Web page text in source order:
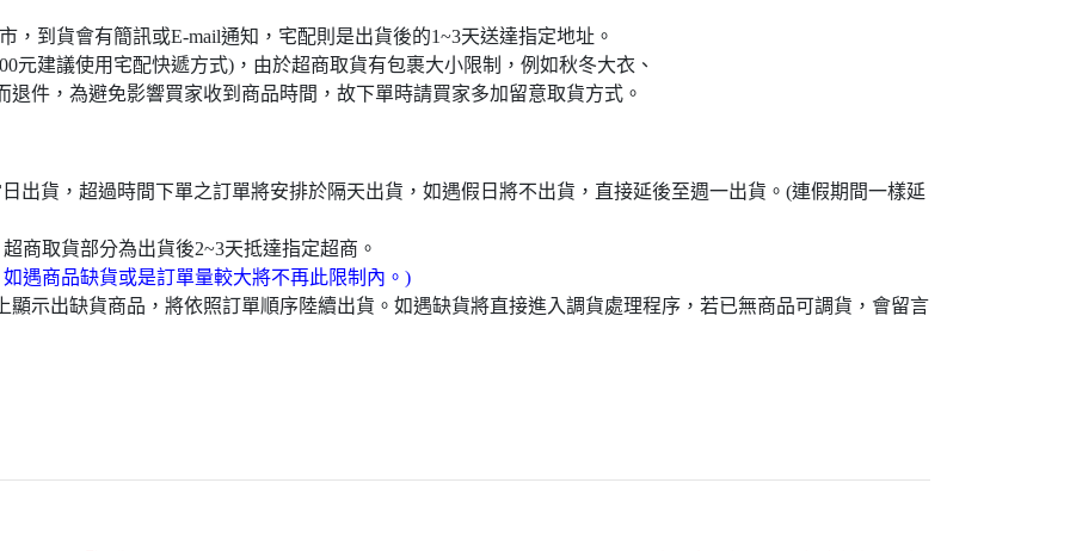
，到貨會有簡訊或E-mail通知，宅配則是出貨後的1~3天送達指定地址。
元建議使用宅配快遞方式)，由於超商取貨有包裹大小限制，例如秋冬大衣、
件，為避免影響買家收到商品時間，故下單時請買家多加留意取貨方式。
出貨，超過時間下單之訂單將安排於隔天出貨，如遇假日將不出貨，直接延後至週一出貨。(連假期間一樣延
商取貨部分為出貨後2~3天抵達指定超商。
遇商品缺貨或是訂單量較大將不再此限制內。)
顯示出缺貨商品，將依照訂單順序陸續出貨。如遇缺貨將直接進入調貨處理程序，若已無商品可調貨，會留言